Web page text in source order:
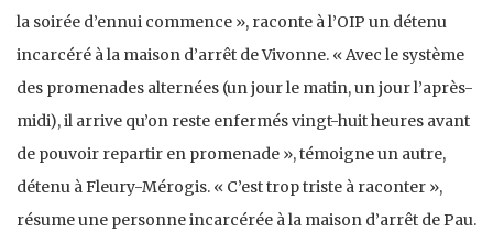
la soirée d’ennui commence », raconte à l’OIP un détenu
incarcéré à la maison d’arrêt de Vivonne. « Avec le système
des promenades alternées (un jour le matin, un jour l’après-
midi), il arrive qu’on reste enfermés vingt-huit heures avant
de pouvoir repartir en promenade », témoigne un autre,
détenu à Fleury-Mérogis. « C’est trop triste à raconter »,
résume une personne incarcérée à la maison d’arrêt de Pau.